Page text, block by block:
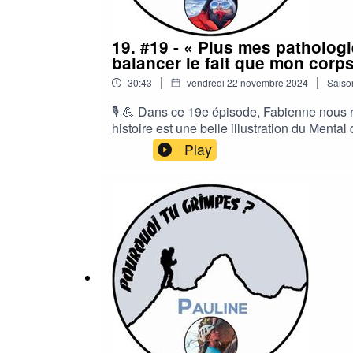
19. #19 - « Plus mes
balancer le fait que mon
30:43 | vendredi 22 novembre 2024 |
🎙️ 💪 Dans ce 19e épisode, Fabienne nous
histoire est une belle illustration du
monde, force, réalisation de soi... Merci
de FEMMES EN MONTAGNE 2024, à
micro !Envoyez-moi un message via
pas à me faire vos retours sur l'épisode,
https://soundcloud.com/
Play